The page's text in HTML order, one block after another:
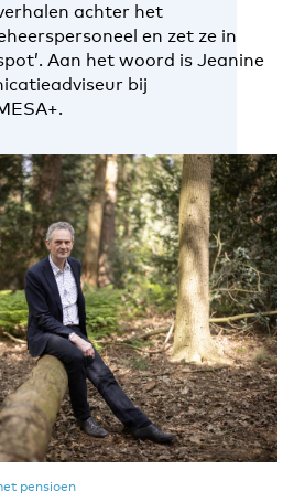
achter het
en zet ze in
Aan het woord is Jeanine
bij
pensioen